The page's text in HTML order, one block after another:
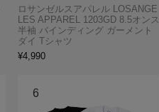
ロサンゼルスアパレル LOSANGE
LES APPAREL 1203GD 8.5オンス
半袖 バインディング ガーメント
ダイ Tシャツ
¥4,990